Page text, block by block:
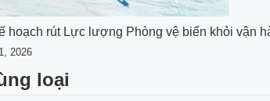
hoạch rút Lực lượng Phòng vệ biển khỏi vận
2026
loại